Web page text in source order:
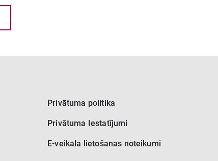
Privātuma politika
Privātuma Iestatījumi
E-veikala lietošanas noteikumi